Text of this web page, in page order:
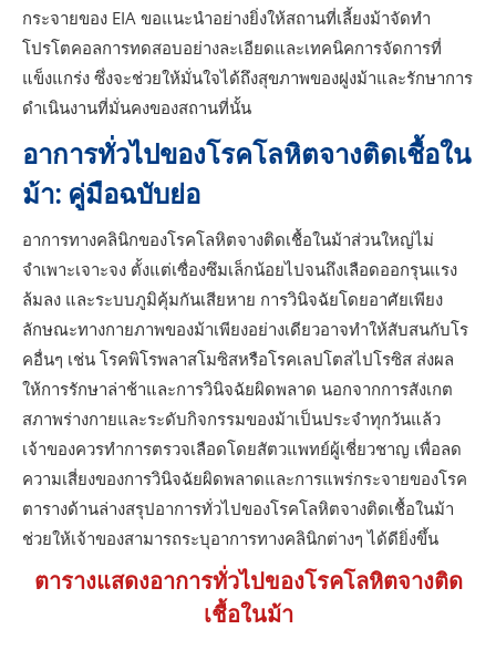
กระจายของ EIA ขอแนะนำอย่างยิ่งให้สถานที่เลี้ยงม้าจัดทำ
โปรโตคอลการทดสอบอย่างละเอียดและเทคนิคการจัดการที่
แข็งแกร่ง ซึ่งจะช่วยให้มั่นใจได้ถึงสุขภาพของฝูงม้าและรักษาการ
ดำเนินงานที่มั่นคงของสถานที่นั้น
อาการทั่วไปของโรคโลหิตจางติดเชื้อใน
ม้า: คู่มือฉบับย่อ
อาการทางคลินิกของโรคโลหิตจางติดเชื้อในม้าส่วนใหญ่ไม่
จำเพาะเจาะจง ตั้งแต่เซื่องซึมเล็กน้อยไปจนถึงเลือดออกรุนแรง
ล้มลง และระบบภูมิคุ้มกันเสียหาย การวินิจฉัยโดยอาศัยเพียง
ลักษณะทางกายภาพของม้าเพียงอย่างเดียวอาจทำให้สับสนกับโร
คอื่นๆ เช่น โรคพิโรพลาสโมซิสหรือโรคเลปโตสไปโรซิส ส่งผล
ให้การรักษาล่าช้าและการวินิจฉัยผิดพลาด นอกจากการสังเกต
สภาพร่างกายและระดับกิจกรรมของม้าเป็นประจำทุกวันแล้ว
เจ้าของควรทำการตรวจเลือดโดยสัตวแพทย์ผู้เชี่ยวชาญ เพื่อลด
ความเสี่ยงของการวินิจฉัยผิดพลาดและการแพร่กระจายของโรค
ตารางด้านล่างสรุปอาการทั่วไปของโรคโลหิตจางติดเชื้อในม้า
ช่วยให้เจ้าของสามารถระบุอาการทางคลินิกต่างๆ ได้ดียิ่งขึ้น
ตารางแสดงอาการทั่วไปของโรคโลหิตจางติด
เชื้อในม้า